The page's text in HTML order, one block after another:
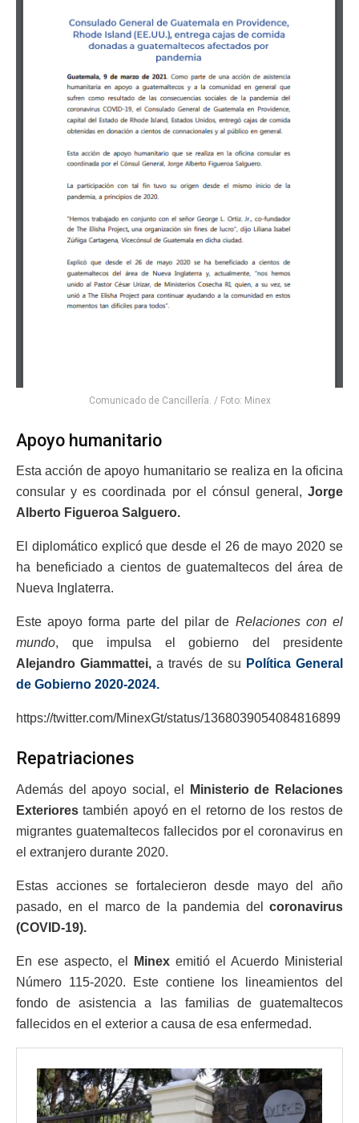
Comunicado de Cancillería. / Foto: Minex
Apoyo humanitario
Esta acción de apoyo humanitario se realiza en la oficina
consular y es coordinada por el cónsul general, Jorge
Alberto Figueroa Salguero.
El diplomático explicó que desde el 26 de mayo 2020 se
ha beneficiado a cientos de guatemaltecos del área de
Nueva Inglaterra.
Este apoyo forma parte del pilar de Relaciones con el
mundo, que impulsa el gobierno del presidente
Alejandro Giammattei, a través de su Política General
de Gobierno 2020-2024.
https://twitter.com/MinexGt/status/1368039054084816899
Repatriaciones
Además del apoyo social, el
Ministerio de Relaciones
Exteriores también apoyó en el retorno de los restos de
migrantes guatemaltecos fallecidos por el coronavirus en
el extranjero durante 2020.
Estas acciones se fortalecieron desde mayo del año
pasado, en el marco de la pandemia del
coronavirus
(COVID-19).
En ese aspecto, el Minex emitió el Acuerdo Ministerial
Número 115-2020. Este contiene los lineamientos del
fondo de asistencia a las familias de guatemaltecos
fallecidos en el exterior a causa de esa enfermedad.